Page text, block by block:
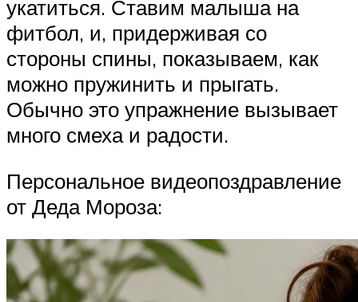
укатиться. Ставим малыша на
фитбол, и, придерживая со
стороны спины, показываем, как
можно пружинить и прыгать.
Обычно это упражнение вызывает
много смеха и радости.
Персональное видеопоздравление
от Деда Мороза: